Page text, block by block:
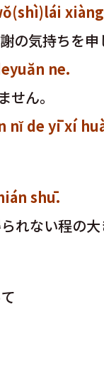
の気持ちを
ne.
ん。
nĭ de yī xí
shū.
れない程の